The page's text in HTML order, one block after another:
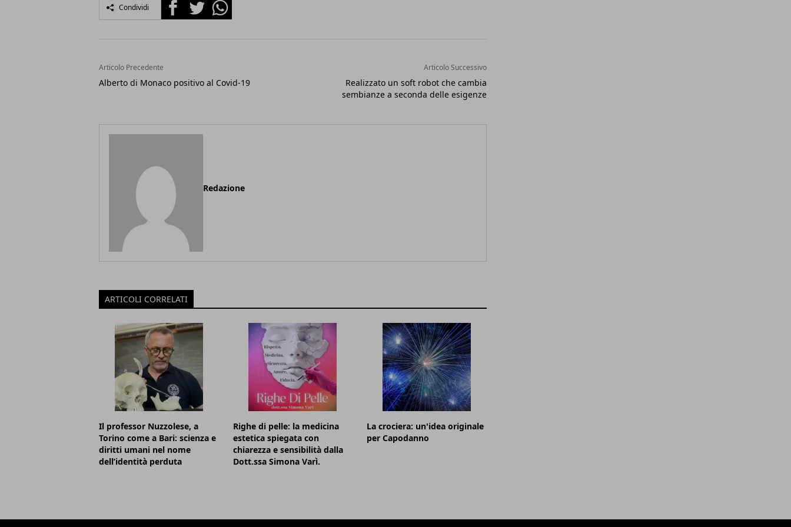
Condividi
Articolo Precedente
Alberto di Monaco positivo al Covid-19
Articolo Successivo
Realizzato un soft robot che cambia
sembianze a seconda delle esigenze
Redazione
ARTICOLI CORRELATI
Il professor Nuzzolese, a
Torino come a Bari: scienza e
diritti umani nel nome
dell’identità perduta
Righe di pelle: la medicina
estetica spiegata con
chiarezza e sensibilità dalla
Dott.ssa Simona Varì.
La crociera: un'idea originale
per Capodanno